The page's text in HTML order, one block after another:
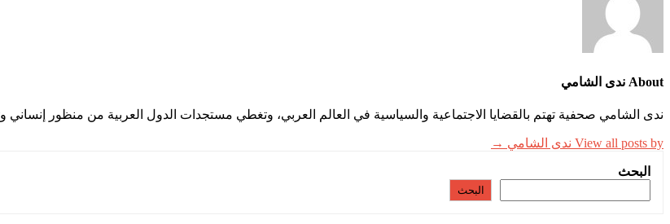
About ندى الشامي
ندى الشامي صحفية تهتم بالقضايا الاجتماعية والسياسية في العالم العربي، وتغطي مستجدات الدول العربية من منظور إنساني
View all posts by ندى الشامي →
البحث
البحث